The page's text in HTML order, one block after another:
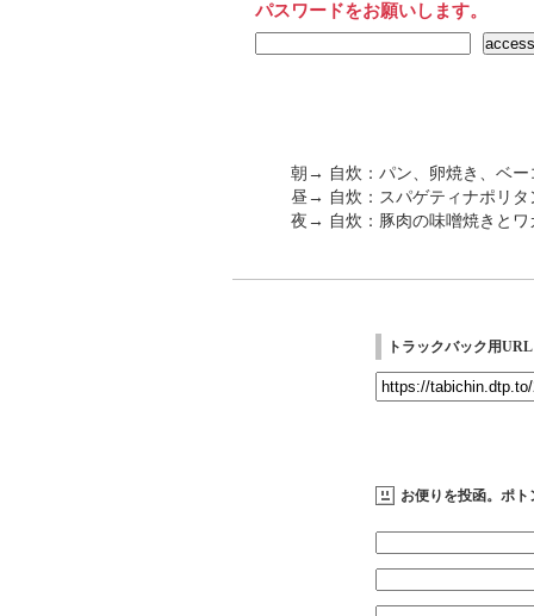
パスワードをお願いします。
朝→ 自炊：パン、卵焼き、ベー
昼→ 自炊：スパゲティナポリタ
夜→ 自炊：豚肉の味噌焼きとワ
トラックバック用URL
お便りを投函。ポト